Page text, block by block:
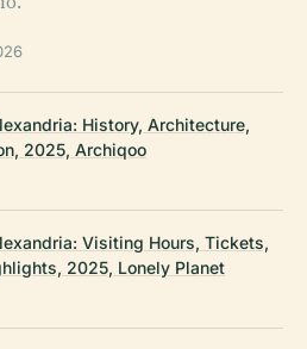
History, Architecture,
2025, Archiqoo
Visiting Hours, Tickets,
2025, Lonely Planet